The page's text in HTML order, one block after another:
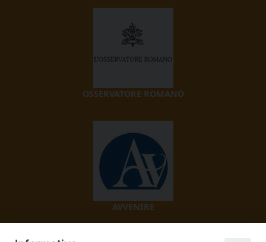
OSSERVATORE ROMANO
AVVENIRE